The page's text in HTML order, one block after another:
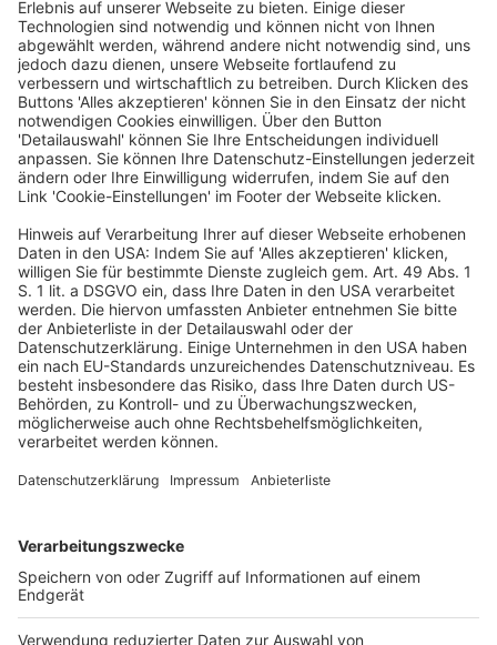
3. Einbehaltung von Reserven für
den operativen Cashflow bei
Unternehmensverkäufen
Ein weiteres Beispiel für die gezielte Steigerung des
operativen Cashflow im Rahmen von
Unternehmenstransaktionen zeigt sich bei der
Veräußerung einzelner Betriebe oder
Geschäftsbereiche, wenn das verkaufende
Unternehmen z. B. die zugehörigen Forderungen aus
Lieferungen und Leistungen nicht mit an den Käufer
überträgt, sondern im eigenen Bestand behält.
Wird ein Betrieb als wirtschaftlich geschlossene
Einheit verkauft, werden grundsätzlich alle
zugehörigen Vermögenswerte und Verbindlichkeiten
übertragen. Entscheidet sich der Verkäufer jedoch, die
Forderungen zurückzubehalten, vermindert sich auch
der Verkaufspreis für den Betrieb um deren Wert,
sodass die Entscheidung wirtschaftlich keine
Auswirkungen zu haben scheint. Der Gesamtwert der
jedoch beim Verkäufer, der sie anschließend selbst
Diese Strukturierung hat jedoch unmittelbare
Auswirkungen auf die Kapitalflussrechnung des